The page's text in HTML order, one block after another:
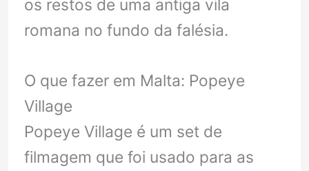
os restos de uma antiga vila
romana no fundo da falésia.
O que fazer em Malta: Popeye
Village
Popeye Village é um set de
filmagem que foi usado para as